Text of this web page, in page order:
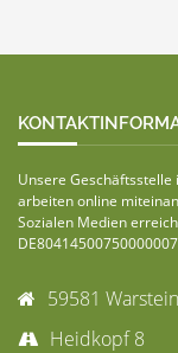
Unsere
arbeiten online
Sozialen Medien
59581
Heidkopf 8